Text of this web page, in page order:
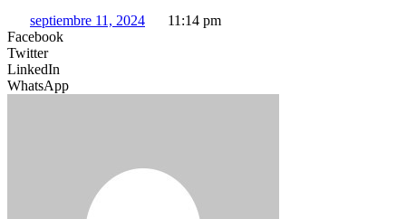
septiembre 11, 2024
11:14 pm
Facebook
Twitter
LinkedIn
WhatsApp